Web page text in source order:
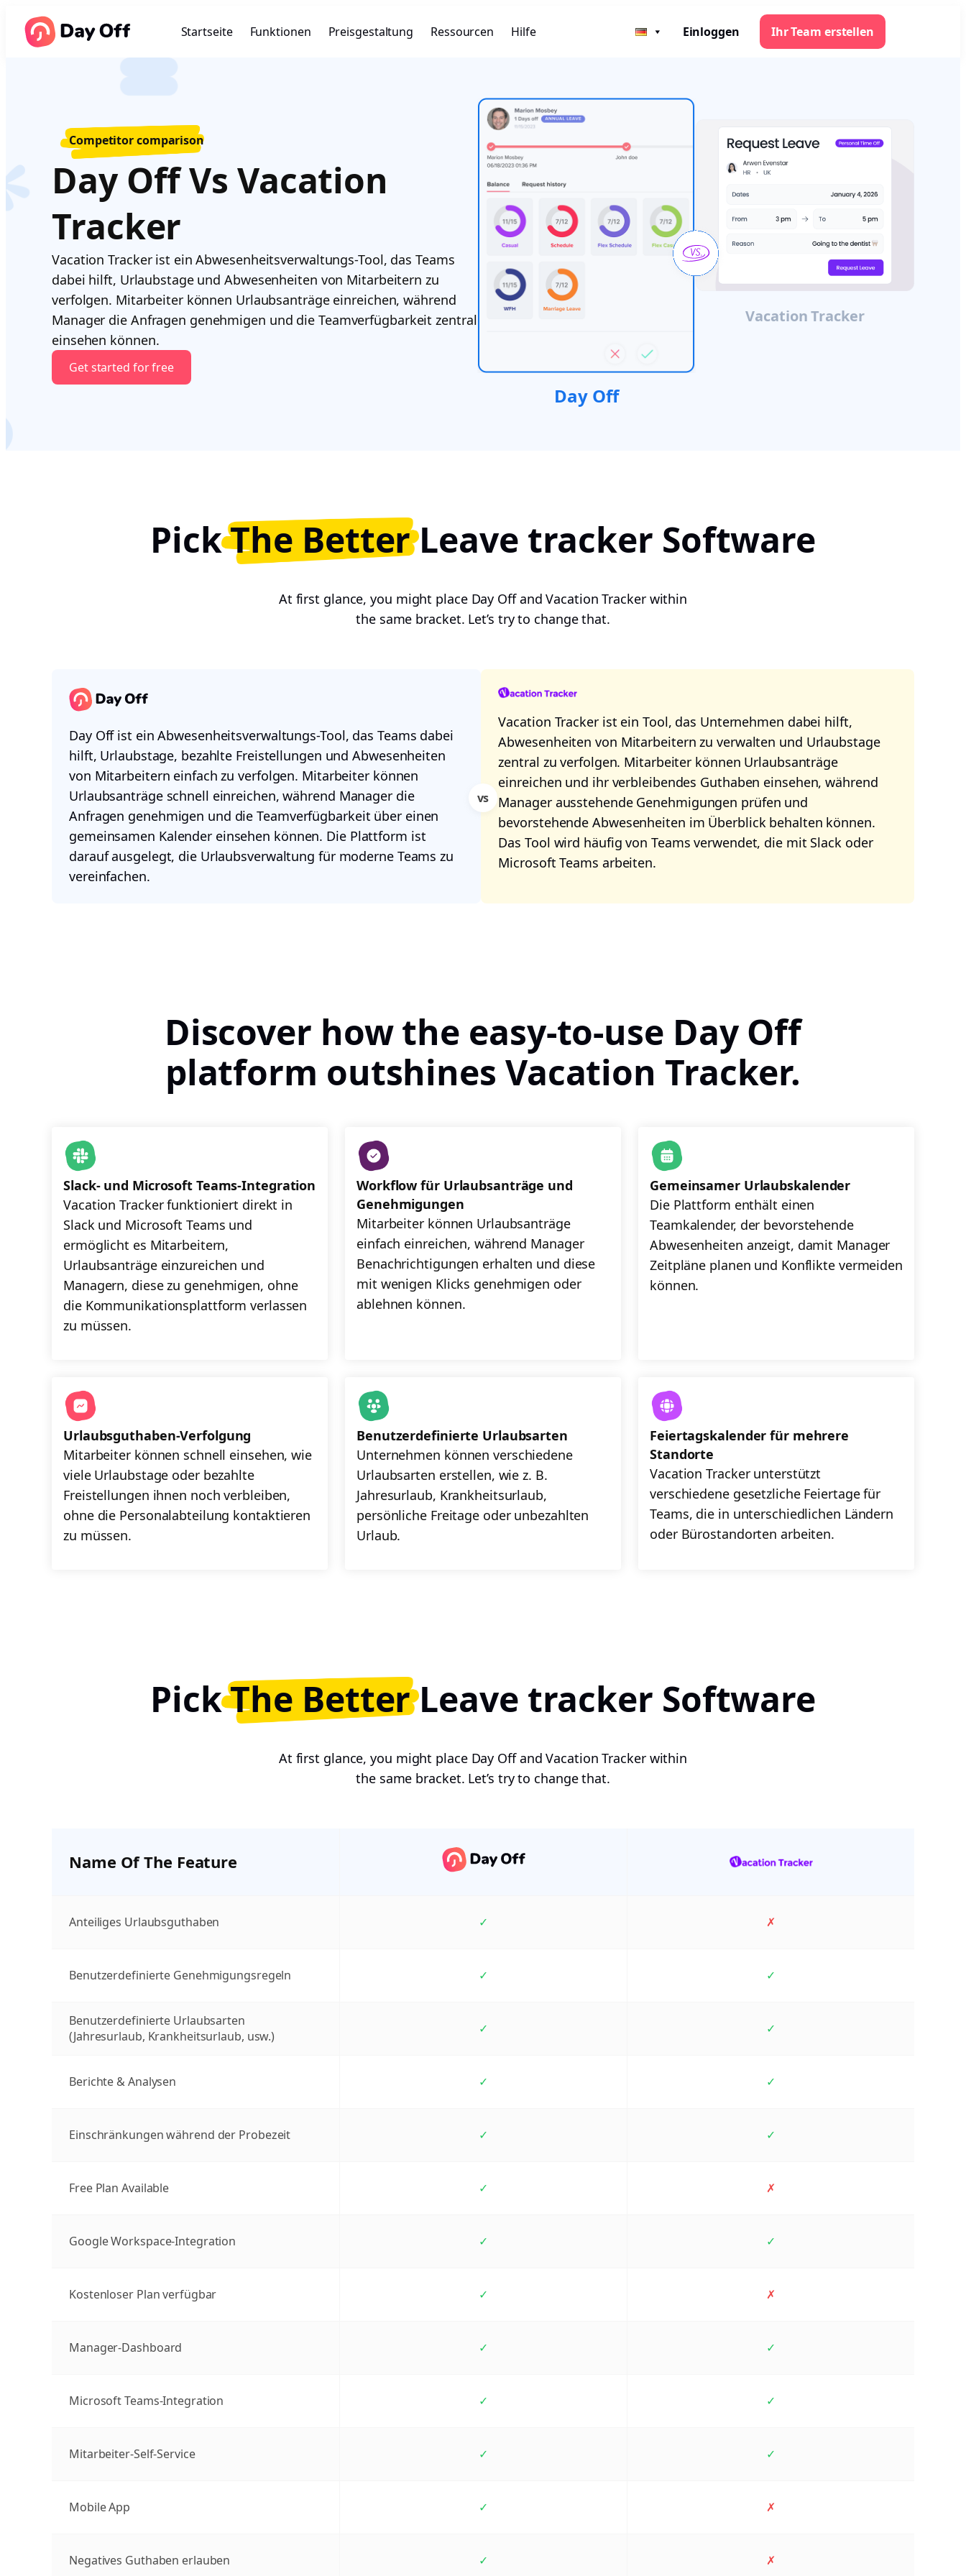
Startseite Funktionen Preisgestaltung Ressourcen Hilfe Einloggen Ihr Team erstellen
Competitor comparison
Day Off Vs Vacation
Tracker
Vacation Tracker ist ein Abwesenheitsverwaltungs-Tool, das Teams
dabei hilft, Urlaubstage und Abwesenheiten von Mitarbeitern zu
verfolgen. Mitarbeiter können Urlaubsanträge einreichen, während
Manager die Anfragen genehmigen und die Teamverfügbarkeit zentral
einsehen können.
Get started for free
Day Off
Vacation Tracker
PickThe BetterLeave tracker Software
At first glance, you might place Day Off and Vacation Tracker within
the same bracket. Let’s try to change that.
Day Off ist ein Abwesenheitsverwaltungs-Tool, das Teams dabei
hilft, Urlaubstage, bezahlte Freistellungen und Abwesenheiten
von Mitarbeitern einfach zu verfolgen. Mitarbeiter können
Urlaubsanträge schnell einreichen, während Manager die
Anfragen genehmigen und die Teamverfügbarkeit über einen
gemeinsamen Kalender einsehen können. Die Plattform ist
darauf ausgelegt, die Urlaubsverwaltung für moderne Teams zu
vereinfachen.
vs
Vacation Tracker ist ein Tool, das Unternehmen dabei hilft,
Abwesenheiten von Mitarbeitern zu verwalten und Urlaubstage
zentral zu verfolgen. Mitarbeiter können Urlaubsanträge
einreichen und ihr verbleibendes Guthaben einsehen, während
Manager ausstehende Genehmigungen prüfen und
bevorstehende Abwesenheiten im Überblick behalten können.
Das Tool wird häufig von Teams verwendet, die mit Slack oder
Microsoft Teams arbeiten.
Discover how the easy-to-use Day Off
platform outshines Vacation Tracker.
Slack- und Microsoft Teams-Integration
Vacation Tracker funktioniert direkt in
Slack und Microsoft Teams und
ermöglicht es Mitarbeitern,
Urlaubsanträge einzureichen und
Managern, diese zu genehmigen, ohne
die Kommunikationsplattform verlassen
zu müssen.
Workflow für Urlaubsanträge und
Genehmigungen
Mitarbeiter können Urlaubsanträge
einfach einreichen, während Manager
Benachrichtigungen erhalten und diese
mit wenigen Klicks genehmigen oder
ablehnen können.
Gemeinsamer Urlaubskalender
Die Plattform enthält einen
Teamkalender, der bevorstehende
Abwesenheiten anzeigt, damit Manager
Zeitpläne planen und Konflikte vermeiden
können.
Urlaubsguthaben-Verfolgung
Mitarbeiter können schnell einsehen, wie
viele Urlaubstage oder bezahlte
Freistellungen ihnen noch verbleiben,
ohne die Personalabteilung kontaktieren
zu müssen.
Benutzerdefinierte Urlaubsarten
Unternehmen können verschiedene
Urlaubsarten erstellen, wie z. B.
Jahresurlaub, Krankheitsurlaub,
persönliche Freitage oder unbezahlten
Urlaub.
Feiertagskalender für mehrere
Standorte
Vacation Tracker unterstützt
verschiedene gesetzliche Feiertage für
Teams, die in unterschiedlichen Ländern
oder Bürostandorten arbeiten.
PickThe BetterLeave tracker Software
At first glance, you might place Day Off and Vacation Tracker within
the same bracket. Let’s try to change that.
Name Of The Feature
Anteiliges Urlaubsguthaben ✓ ✗
Benutzerdefinierte Genehmigungsregeln ✓ ✓
Benutzerdefinierte Urlaubsarten
(Jahresurlaub, Krankheitsurlaub, usw.)
✓ ✓
Berichte & Analysen ✓ ✓
Einschränkungen während der Probezeit ✓ ✓
Free Plan Available ✓ ✗
Google Workspace-Integration ✓ ✓
Kostenloser Plan verfügbar ✓ ✗
Manager-Dashboard ✓ ✓
Microsoft Teams-Integration ✓ ✓
Mitarbeiter-Self-Service ✓ ✓
Mobile App ✓ ✗
Negatives Guthaben erlauben ✓ ✗